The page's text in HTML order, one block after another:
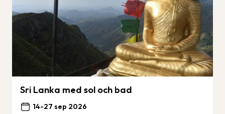
Sri Lanka med sol och bad
14-27 sep 2026